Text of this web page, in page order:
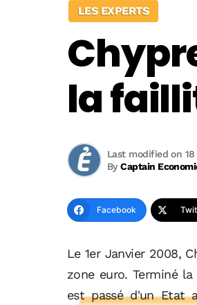
LES EXPERTS
la
ByCaptain
Last modified on 18
Facebook
Le 1er Janvier 2008,
zone euro. Terminé
est passé d'un Etat